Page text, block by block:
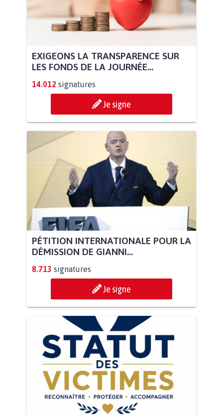
EXIGEONS LA TRANSPARENCE SUR
LES FONDS DE LA JOURNÉE...
14.012 signatures
Je signe
PÉTITION INTERNATIONALE POUR LA
DÉMISSION DE GIANNI...
8.713 signatures
Je signe